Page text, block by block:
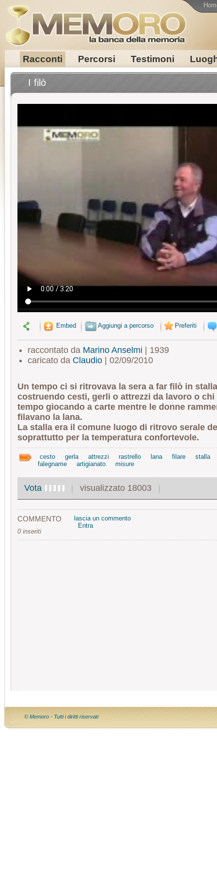
Racconti Percorsi Testimoni
I filò
Embed Aggiungi a percorso Preferiti
raccontato da Marino Anselmi | 1939
caricato da Claudio| 02/09/2010
Un tempo ci si ritrovava la sera a far filò in
costruendo cesti, gerli o attrezzi da lavoro o chi
tempo giocando a carte mentre le donne
filavano la lana.
La stalla era il comune luogo di ritrovo serale
soprattutto per la temperatura confortevole.
cesto gerla attrezzi rastrello lana filare
stalla
falegname
artigianato misure
Vota visualizzato 18003
COMMENTO
0 inseriti
lascia un commento
Entra
© Memoro - Tutti i diritti riservati